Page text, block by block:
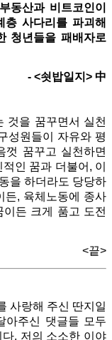
부동산과 비트코인이
층 사다리를 파괴해
청년들을 패배자로
- <쇳밥일지> 中
것을 꿈꾸면서 실천
성원들이 자유와 평
껏 꿈꾸고 실천하면
인 꿈과 더불어, 이
을 하더라도 당당하
든, 육체노동에 종사
든 크게 품고 도전
<끝>
사랑해 주신 딴지일
아주신 댓글들 모두
. 저의 소소한 이야